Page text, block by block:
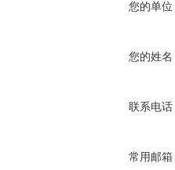
您的单位
您的姓名
联系电话
常用邮箱